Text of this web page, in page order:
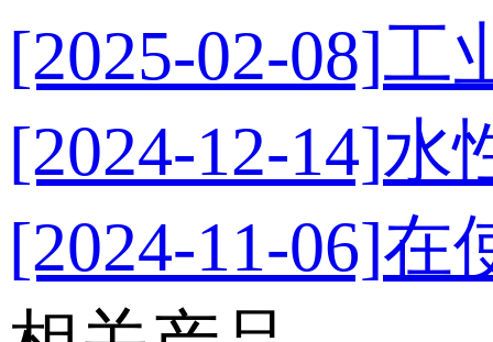
[2025-02-08]工
[2024-12-14]水
[2024-11-06]在